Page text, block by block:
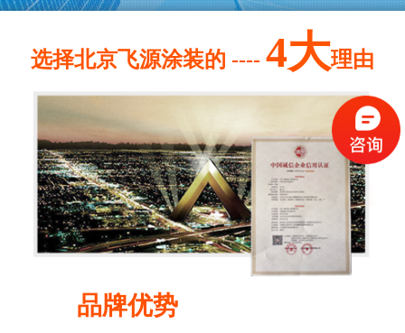
选择北京飞源涂装的 ---- 4大理由
品牌优势